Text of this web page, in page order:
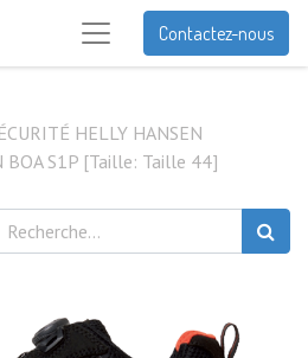
Contactez-nous
HELLY HANSEN
BOA S1P [Taille: Taille 44]